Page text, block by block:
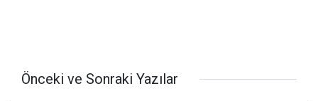
Önceki ve Sonraki Yazılar